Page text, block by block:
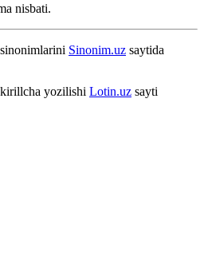
nisbati.
Sinonim.uz saytida
yozilishi Lotin.uz sayti